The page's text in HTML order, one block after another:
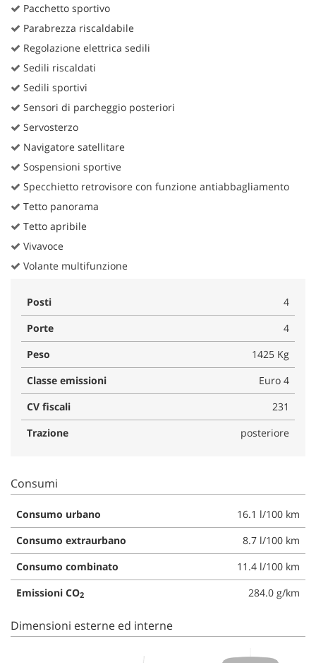
Pacchetto sportivo
Parabrezza riscaldabile
Regolazione elettrica sedili
Sedili riscaldati
Sedili sportivi
Sensori di parcheggio posteriori
Servosterzo
Navigatore satellitare
Sospensioni sportive
Specchietto retrovisore con funzione antiabbagliamento
Tetto panorama
Tetto apribile
Vivavoce
Volante multifunzione
Posti
4
Porte
4
Peso
1425 Kg
Classe emissioni
Euro 4
CV fiscali
231
Trazione
posteriore
Consumi
Consumo urbano
16.1 l/100 km
Consumo extraurbano
8.7 l/100 km
Consumo combinato
11.4 l/100 km
Emissioni CO2 284.0 g/km
Dimensioni esterne ed interne